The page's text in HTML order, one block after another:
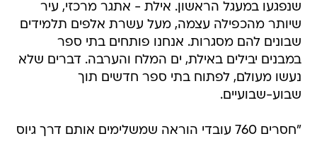
שנפגעו במעגל הראשון. אילת - אתגר מרכזי, עיר
שיותר מהכפילה עצמה, מעל עשרת אלפים תלמידים
שבונים להם מסגרות. אנחנו פותחים בתי ספר
במבנים יבילים באילת, ים המלח והערבה. דברים שלא
נעשו מעולם, לפתוח בתי ספר חדשים תוך
שבוע-שבועיים.
"חסרים 760 עובדי הוראה שמשלימים אותם דרך גיוס